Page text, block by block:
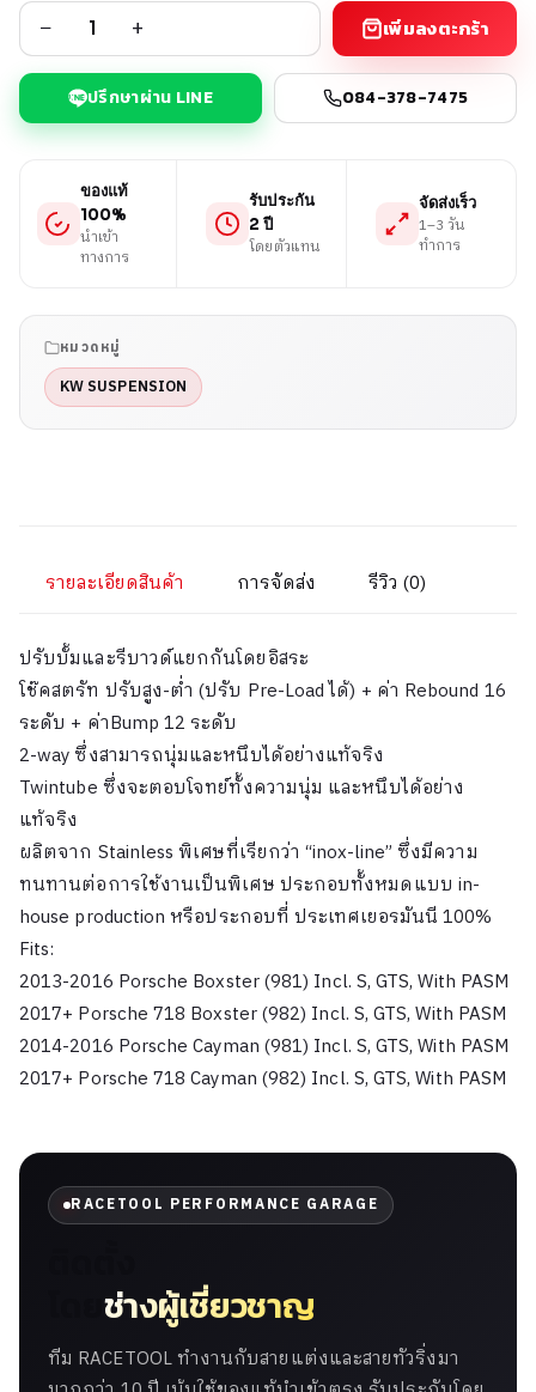
− + เพิ่มลงตะกร้า
ปรึกษาผ่าน LINE 084-378-7475
ของแท้
100%
นำเข้า
ทางการ
รับประกัน
2 ปี
โดยตัวแทน
จัดส่งเร็ว
1–3 วัน
ทำการ
หมวดหมู่
KW SUSPENSION
รายละเอียดสินค้า การจัดส่ง รีวิว (0)
ปรับบั้มและรีบาวด์แยกกันโดยอิสระ
โช๊คสตรัท ปรับสูง-ต่ำ (ปรับ Pre-Load ได้) + ค่า Rebound 16
ระดับ + ค่าBump 12 ระดับ
2-way ซึ่งสามารถนุ่มและหนึบได้อย่างแท้จริง
Twintube ซึ่งจะตอบโจทย์ทั้งความนุ่ม และหนึบได้อย่าง
แท้จริง
ผลิตจาก Stainless พิเศษที่เรียกว่า “inox-line” ซึ่งมีความ
ทนทานต่อการใช้งานเป็นพิเศษ ประกอบทั้งหมดแบบ in-
house production หรือประกอบที่ ประเทศเยอรมันนี 100%
Fits:
2013-2016 Porsche Boxster (981) Incl. S, GTS, With PASM
2017+ Porsche 718 Boxster (982) Incl. S, GTS, With PASM
2014-2016 Porsche Cayman (981) Incl. S, GTS, With PASM
2017+ Porsche 718 Cayman (982) Incl. S, GTS, With PASM
RACETOOL PERFORMANCE GARAGE
ช่างผู้เชี่ยวชาญ
ทีม RACETOOL ทำงานกับสายแต่งและสายทัวริ่งมา